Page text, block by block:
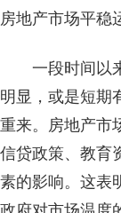
房地产市场平稳
一段时间以
明显，或是短期
重来。房地产市
信贷政策、教育
素的影响。这表